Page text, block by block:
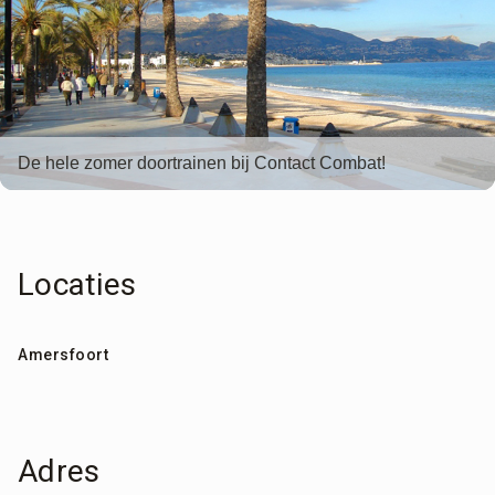
De hele zomer doortrainen bij Contact Combat!
Locaties
Amersfoort
Adres